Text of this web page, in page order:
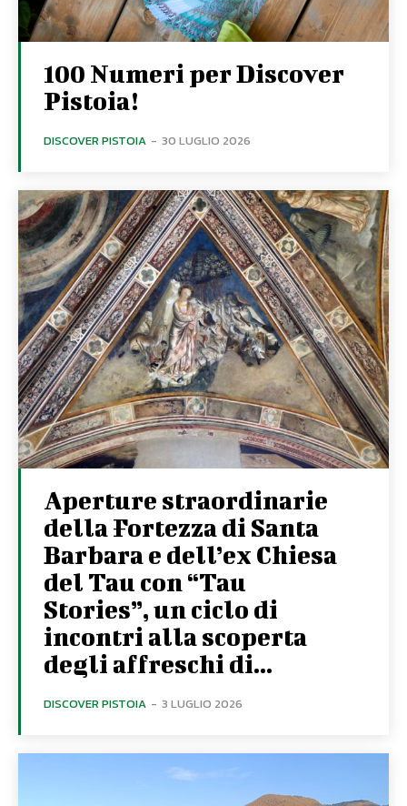
100 Numeri per Discover
Pistoia!
DISCOVER PISTOIA - 30 LUGLIO 2026
Aperture straordinarie
della Fortezza di Santa
Barbara e dell’ex Chiesa
del Tau con “Tau
Stories”, un ciclo di
incontri alla scoperta
degli affreschi di...
DISCOVER PISTOIA - 3 LUGLIO 2026